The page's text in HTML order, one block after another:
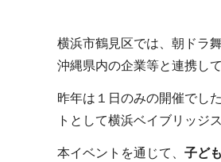
横浜市鶴見区では、朝ドラ
沖縄県内の企業等と連携し
昨年は１日のみの開催でし
トとして横浜ベイブリッジ
本イベントを通じて、 子ど